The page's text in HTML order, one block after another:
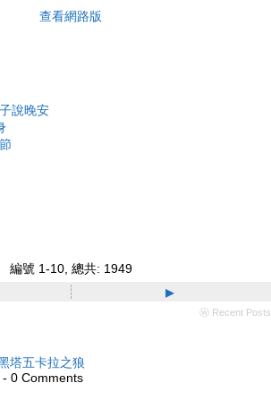
查看網路版
說晚安
編號 1-10, 總共: 1949
▸
ⓦ Recent Posts
塔五卡拉之狼
0 Comments